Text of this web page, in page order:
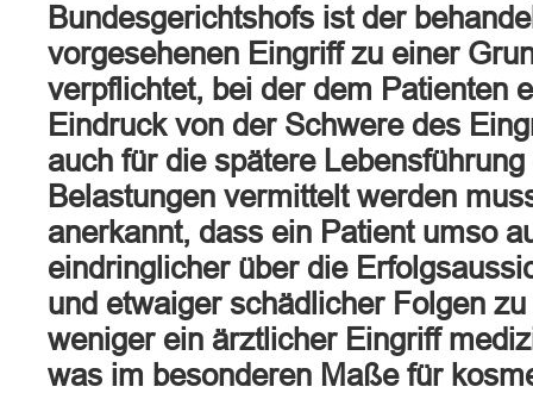
Bundesgerichtshofs ist der
vorgesehenen Eingriff zu einer
verpflichtet, bei der dem Patienten
Eindruck von der Schwere des
auch für die spätere
Belastungen vermittelt werden
anerkannt, dass ein Patient umso
eindringlicher über die
und etwaiger schädlicher Folgen
weniger ein ärztlicher Eingriff
was im besonderen Maße für